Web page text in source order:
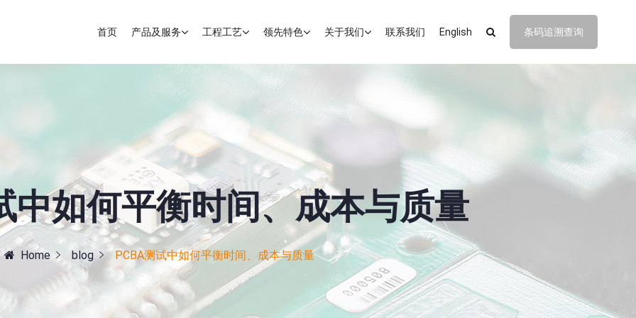
首页 产品及服务 工程工艺 领先特色 关于我们 联系我们 English 条码追溯查询
中如何平衡时间、成本与质量
Home blog PCBA测试中如何平衡时间、成本与质量